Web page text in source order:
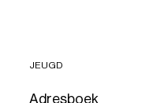
JEUGD
Adresboek